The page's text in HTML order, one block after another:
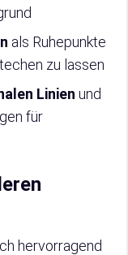
als Ruhepunkte
zu lassen
Linien und
für
hervorragend